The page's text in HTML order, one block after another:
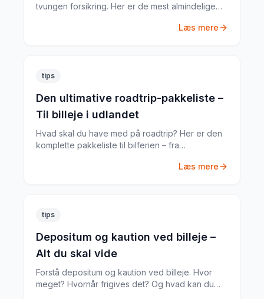
tvungen forsikring. Her er de mest almindelige
Læs mere
tips
Den ultimative roadtrip-pakkeliste –
Til billeje i udlandet
Hvad skal du have med på roadtrip? Her er den
komplette pakkeliste til bilferien – fra
Læs mere
tips
Depositum og kaution ved billeje –
Alt du skal vide
Forstå depositum og kaution ved billeje. Hvor
meget? Hvornår frigives det? Og hvad kan du